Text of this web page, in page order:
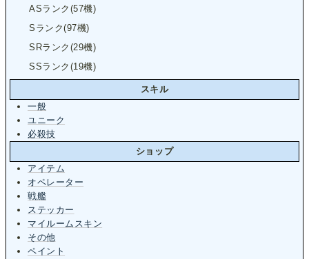
ASランク(57機)
Sランク(97機)
SRランク(29機)
SSランク(19機)
スキル
一般
ユニーク
必殺技
ショップ
アイテム
オペレーター
戦艦
ステッカー
マイルームスキン
その他
ペイント